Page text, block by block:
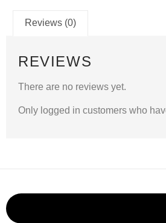
Reviews (0)
REVIEWS
There are no reviews yet.
Only logged in customers who